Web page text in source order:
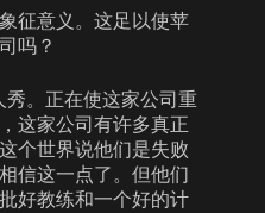
征意义。这足以使苹
吗？
。正在使这家公司重
这家公司有许多真正
个世界说他们是失败
信这一点了。但他们
好教练和一个好的计